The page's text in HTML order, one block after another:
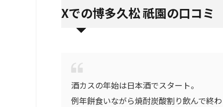
Xでの博多久松 祇園の口コミ
酒カスの年始は日本酒でスタート。
例年餅食いながら焼酎炭酸割り飲んで終